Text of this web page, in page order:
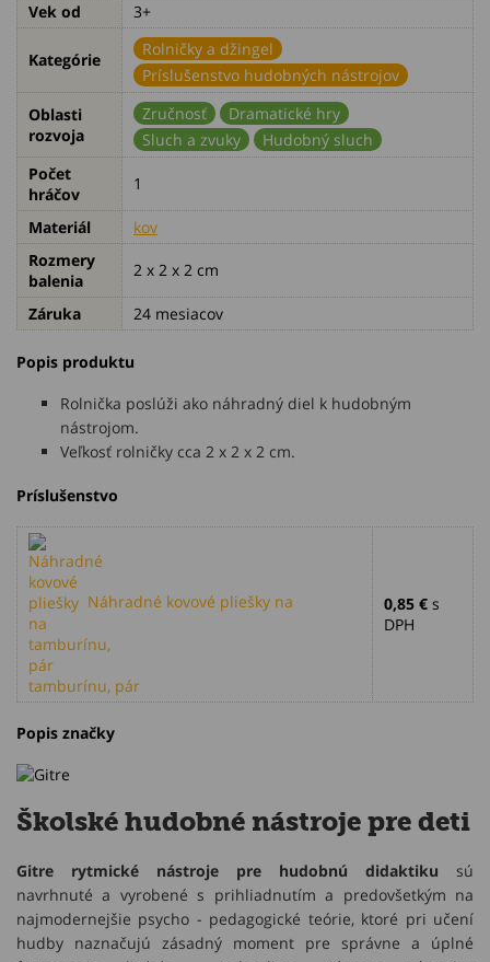
Vek od 3+
Kategórie
Rolničky a džingel
Príslušenstvo hudobných nástrojov
Oblasti
rozvoja
Zručnosť
Dramatické hry
Sluch a zvuky
Hudobný sluch
Počet
hráčov
1
Materiál
kov
Rozmery
balenia
2 x 2 x 2 cm
Záruka 24 mesiacov
Popis produktu
Rolnička poslúži ako náhradný diel k hudobným
nástrojom.
Veľkosť rolničky cca 2 x 2 x 2 cm.
Príslušenstvo
Náhradné kovové pliešky na
tamburínu, pár
0,85 € s
DPH
Popis značky
Školské hudobné nástroje pre deti
Gitre rytmické nástroje pre hudobnú didaktiku sú
navrhnuté a vyrobené s prihliadnutím a predovšetkým na
najmodernejšie psycho - pedagogické teórie, ktoré pri učení
hudby naznačujú zásadný moment pre správne a úplné